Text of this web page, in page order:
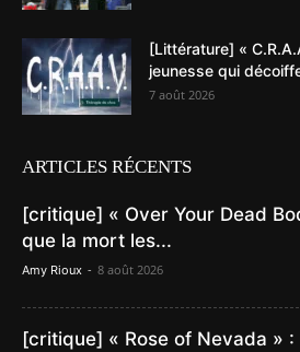
[Littérature] «
jeunesse qui
7 août 2026
ARTICLES RÉCENTS
[critique] « Over Your Dead
que la mort les...
Amy Rioux - 8 août 2026
[critique] « Rose of Nevada » :